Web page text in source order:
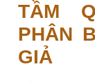
TẦM
PHÂN
GIẢ